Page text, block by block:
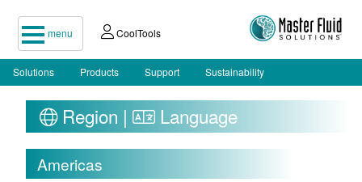
menu CoolTools
Solutions Products Support Sustainability
Region | Language
Americas